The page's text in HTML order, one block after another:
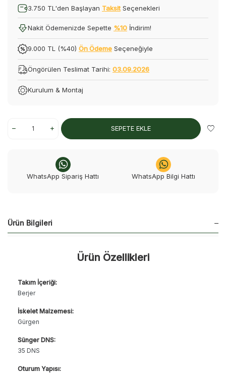
3.750 TL'den Başlayan Taksit Seçenekleri
Nakit Ödemenizde Sepette %10 İndirim!
9.000 TL (%40) Ön Ödeme Seçeneğiyle
Öngörülen Teslimat Tarihi: 03.09.2026
Kurulum & Montaj
SEPETE EKLE
WhatsApp Sipariş Hattı WhatsApp Bilgi Hattı
Ürün Bilgileri
Ürün Özellikleri
Takım İçeriği:
Berjer
İskelet Malzemesi:
Gürgen
Sünger DNS:
35 DNS
Oturum Yapısı: